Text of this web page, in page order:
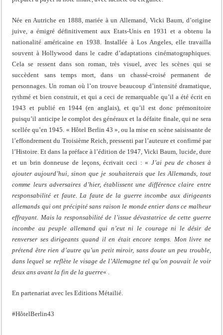
Née en Autriche en 1888, mariée à un Allemand, Vicki Baum, d’origine
juive, a émigré définitivement aux Etats-Unis en 1931 et a obtenu la
nationalité américaine en 1938. Installée à Los Angeles, elle travailla
souvent à Hollywood dans le cadre d’adaptations cinématographiques.
Cela se ressent dans son roman, très visuel, avec les scènes qui se
succèdent sans temps mort, dans un chassé-croisé permanent de
personnages. Un roman où l’on trouve beaucoup d’intensité dramatique,
rythmé et bien construit, et qui a ceci de remarquable qu’il a été écrit en
1943 et publié en 1944 (en anglais), et qu’il est donc prémonitoire
puisqu’il anticipe le complot des généraux et la défaite finale, qui ne sera
scellée qu’en 1945. « Hôtel Berlin 43 », ou la mise en scène saisissante de
l’effondrement du Troisième Reich, pressenti par l’auteure et confirmé par
l’Histoire. Et dans la préface à l’édition de 1947, Vicki Baum, lucide, dure
et un brin donneuse de leçons, écrivait ceci : «J’ai peu de choses à
ajouter aujourd’hui, sinon que je souhaiterais que les Allemands, tout
comme leurs adversaires d’hier, établissent une différence claire entre
responsabilité et faute. La faute de la guerre incombe aux dirigeants
allemands qui ont précipité sans raison le monde entier dans ce malheur
effrayant. Mais la responsabilité de l’issue dévastatrice de cette guerre
incombe au peuple allemand qui n’eut ni le courage ni le désir de
renverser ses dirigeants quand il en était encore temps. Mon livre ne
prétend être rien d’autre qu’un petit miroir, sans doute un peu trouble,
dans lequel se reflète le visage de l’Allemagne tel qu’on pouvait le voir
deux ans avant la fin de la guerre« .
En partenariat avec les Editions Métailié.
#HôtelBerlin43